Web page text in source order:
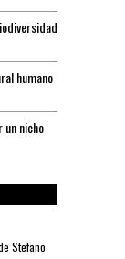
humano
nicho
Stefano